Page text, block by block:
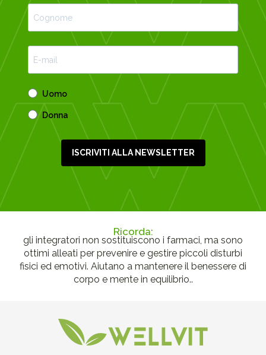
Uomo
Donna
ISCRIVITI ALLA NEWSLETTER
Ricorda:
gli integratori non sostituiscono i farmaci, ma sono
ottimi alleati per prevenire e gestire piccoli disturbi
fisici ed emotivi. Aiutano a mantenere il benessere di
corpo e mente in equilibrio..